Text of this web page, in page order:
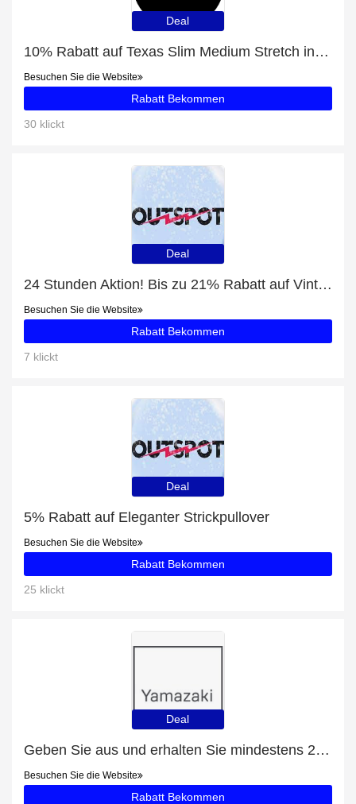
Deal
10% Rabatt auf Texas Slim Medium Stretch in Lucky Star
Besuchen Sie die Website
Rabatt Bekommen
30 klickt
Deal
24 Stunden Aktion! Bis zu 21% Rabatt auf Vintage-Leuchtschnur
Besuchen Sie die Website
Rabatt Bekommen
7 klickt
Deal
5% Rabatt auf Eleganter Strickpullover
Besuchen Sie die Website
Rabatt Bekommen
25 klickt
Deal
Geben Sie aus und erhalten Sie mindestens 24% Rabatt für Aufbewahrungsbehälter Für Make-Up
Besuchen Sie die Website
Rabatt Bekommen